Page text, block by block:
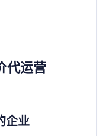
代运营
企业